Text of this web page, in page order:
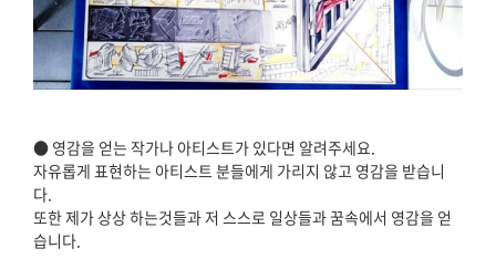
● 영감을 얻는 작가나 아티스트가 있다면 알려주세요.
자유롭게 표현하는 아티스트 분들에게 가리지 않고 영감을 받습니
다.
또한 제가 상상 하는것들과 저 스스로 일상들과 꿈속에서 영감을 얻
습니다.